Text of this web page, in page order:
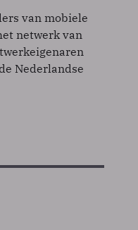
van mobiele
netwerk van
Nederlandse